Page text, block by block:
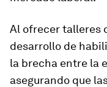
Al ofrecer talleres
desarrollo de
la brecha entre la
asegurando que